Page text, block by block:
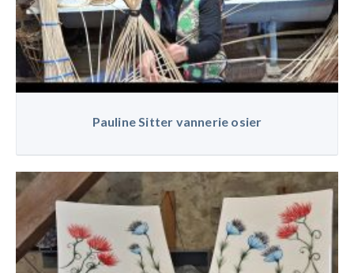
Pauline Sitter vannerie osier